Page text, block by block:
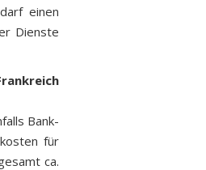
einen
Dienste
Bank-
für
ca.